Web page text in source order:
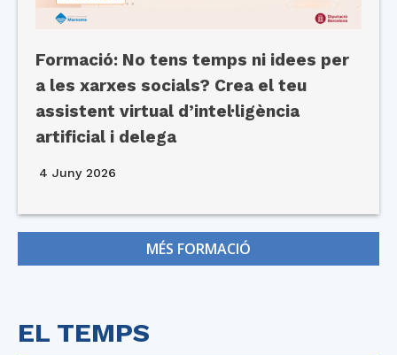
Formació: No tens temps ni idees per
a les xarxes socials? Crea el teu
assistent virtual d’intel·ligència
artificial i delega
4 Juny 2026
MÉS FORMACIÓ
EL TEMPS